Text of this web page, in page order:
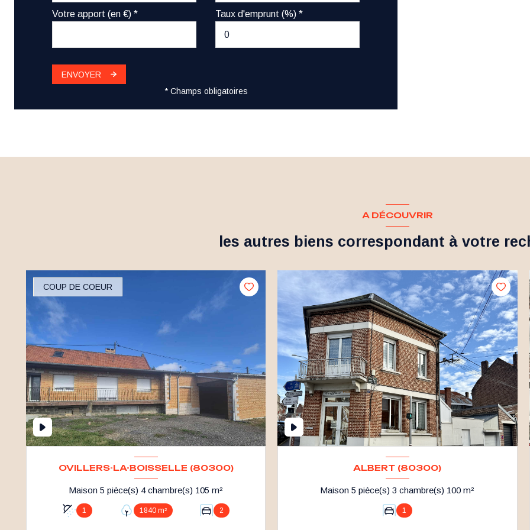
Votre apport (en €) * Taux d'emprunt (%) *
ENVOYER
* Champs obligatoires
A DÉCOUVRIR
les autres biens correspondant à votre
COUP DE COEUR
OVILLERS-LA-BOISSELLE (80300)
Maison 5 pièce(s) 4 chambre(s) 105 m²
1 1840 m² 2
ALBERT (80300)
Maison 5 pièce(s) 3 chambre(s) 100 m²
1